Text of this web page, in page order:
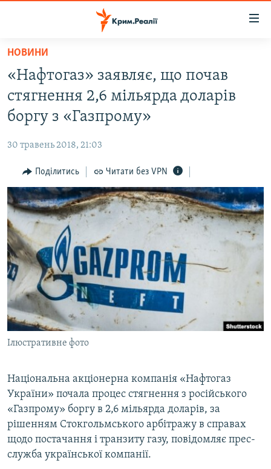
Перейти
основного
матеріалу
Перейти
до
основної
навігації
Перейти
до
пошуку
НОВИНИ
ВОДА.КРИМ
ВІДЕО ТА ФОТО
БЛОГИ
ПОГЛЯД
ІНТЕРВ'Ю
ВСЕ ЗА ДЕНЬ
СПЕЦПРОЕКТИ
ДЕПОРТАЦІЯ
ВІДЕОУРОКИ «ELIFBE»
СВІДЧЕННЯ ОКУПАЦІЇ
УКРАЇНСЬКА ПРОБЛЕМА КРИМУ
ІНФОГРАФІКА
ЯК ОБІЙТИ БЛОКУВАННЯ
Русский
Qırımtatar
ДОЛУЧАЙСЯ!
Усі сайти RFE/RL
НОВИНИ
«Нафтогаз» заявляє, що почав
стягнення 2,6 мільярда доларів
боргу з «Газпрому»
30 травень 2018, 21:03
Поділитись Читати без VPN
Ілюстративне фото
Національна акціонерна компанія «Нафтогаз
України» почала процес стягнення з російського
«Газпрому» боргу в 2,6 мільярда доларів, за
рішенням Стокгольмського арбітражу в справах
щодо постачання і транзиту газу, повідомляє прес-
служба української компанії.